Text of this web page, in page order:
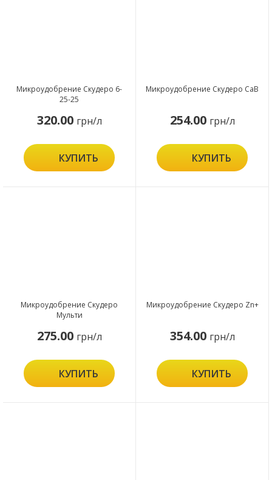
Микроудобрение Скудеро 6-
25-25
320.00 грн/л
КУПИТЬ
Микроудобрение Скудеро CaB
254.00 грн/л
КУПИТЬ
Микроудобрение Скудеро
Мульти
275.00 грн/л
КУПИТЬ
Микроудобрение Скудеро Zn+
354.00 грн/л
КУПИТЬ